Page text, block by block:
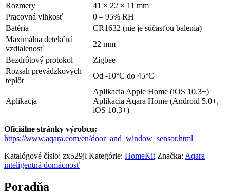
Rozmery
41 × 22 × 11 mm
Pracovná vlhkosť
0 – 95% RH
Batéria
CR1632 (nie je súčasťou balenia)
Maximálna detekčná
vzdialenosť
22 mm
Bezdrôtový protokol
Zigbee
Rozsah prevádzkových
teplôt
Od -10°C do 45°C
Aplikacja
Aplikacia Apple Home (iOS 10.3+)
Aplikacia Aqara Home (Android 5.0+,
iOS 10.3+)
Oficiálne stránky výrobcu:
https://www.aqara.com/en/door_and_window_sensor.html
Katalógové číslo: zx529jl Kategórie: HomeKit Značka: Aqara
inteligentná domácnosť
Poradňa